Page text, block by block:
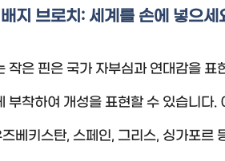
지 브로치: 세계를 손에 넣으세
작은 핀은 국가 자부심과 연대감을
부착하여 개성을 표현할 수 있습니다
즈베키스탄, 스페인, 그리스, 싱가포르